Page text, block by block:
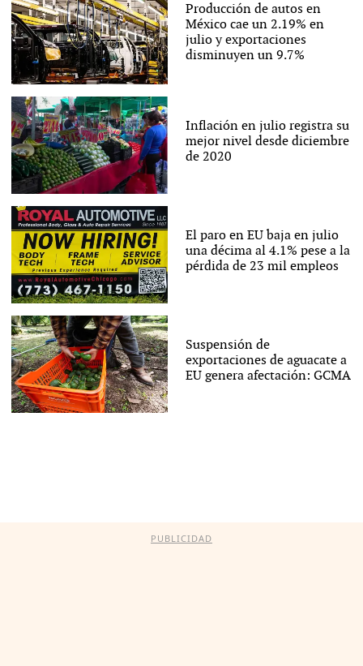
Producción de autos en
México cae un 2.19% en
julio y exportaciones
disminuyen un 9.7%
Inflación en julio registra su
mejor nivel desde diciembre
de 2020
El paro en EU baja en julio
una décima al 4.1% pese a la
pérdida de 23 mil empleos
Suspensión de
exportaciones de aguacate a
EU genera afectación: GCMA
PUBLICIDAD